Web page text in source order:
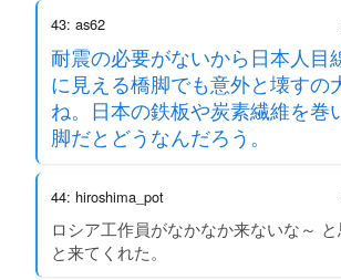
43: as62
耐震の必要がないから日本人目
に見える橋脚でも意外と壊すの
ね。日本の鉄板や炭素繊維を巻
脚だとどうなんだろう。
44: hiroshima_pot
ロシア工作員がなかなか来ないな～
と来てくれた。